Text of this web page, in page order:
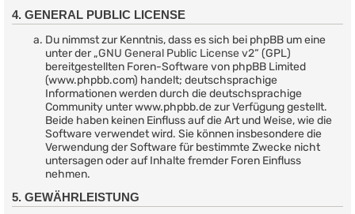
4. GENERAL PUBLIC LICENSE
Du nimmst zur Kenntnis, dass es sich bei phpBB um eine
unter der „GNU General Public License v2“ (GPL)
bereitgestellten Foren-Software von phpBB Limited
(www.phpbb.com) handelt; deutschsprachige
Informationen werden durch die deutschsprachige
Community unter www.phpbb.de zur Verfügung gestellt.
Beide haben keinen Einfluss auf die Art und Weise, wie die
Software verwendet wird. Sie können insbesondere die
Verwendung der Software für bestimmte Zwecke nicht
untersagen oder auf Inhalte fremder Foren Einfluss
nehmen.
5. GEWÄHRLEISTUNG